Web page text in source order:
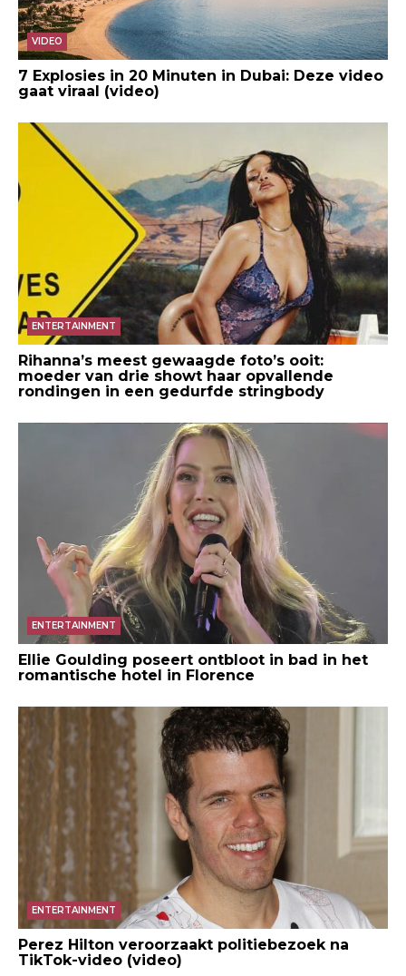
VIDEO
7 Explosies in 20 Minuten in Dubai: Deze video
gaat viraal (video)
ENTERTAINMENT
Rihanna’s meest gewaagde foto’s ooit:
moeder van drie showt haar opvallende
rondingen in een gedurfde stringbody
ENTERTAINMENT
Ellie Goulding poseert ontbloot in bad in het
romantische hotel in Florence
ENTERTAINMENT
Perez Hilton veroorzaakt politiebezoek na
TikTok-video (video)